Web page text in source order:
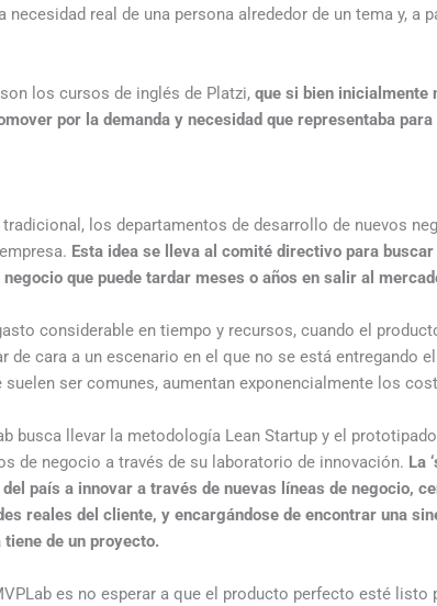
necesidad real de una persona alrededor de un tema y,
los cursos de inglés de Platzi, que si bien inicialmente
por la demanda y necesidad que representaba
tradicional, los departamentos de desarrollo de nuevos
Esta idea se lleva al comité directivo para
que puede tardar meses o años en salir al
considerable en tiempo y recursos, cuando el
de cara a un escenario en el que no se está entregando
suelen ser comunes, aumentan exponencialmente los
busca llevar la metodología Lean Startup y el
de negocio a través de su laboratorio de innovación. La
país a innovar a través de nuevas líneas de negocio,
reales del cliente, y encargándose de encontrar una
de un proyecto.
es no esperar a que el producto perfecto esté